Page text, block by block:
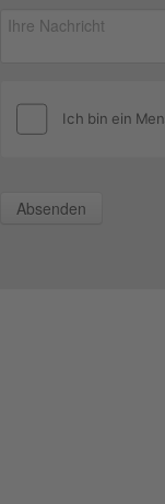
Absenden